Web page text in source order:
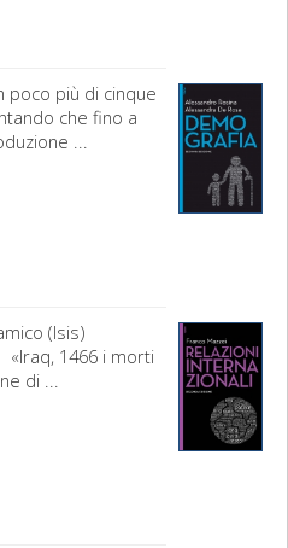
poco più di cinque
che fino a
...
(Isis)
1466 i morti
di ...